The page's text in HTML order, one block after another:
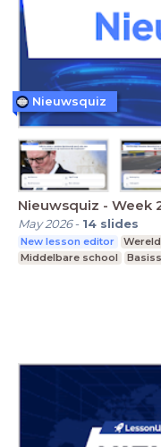
Nieuwsquiz - Week
May 2026- 14 slides
New lesson editor
Middelbare school
Nieuwsquiz